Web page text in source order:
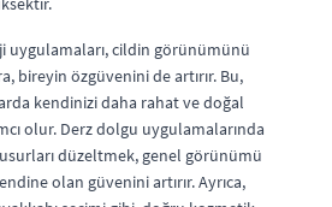
uygulamaları, cildin görünümünü
bireyin özgüvenini de artırır. Bu,
kendinizi daha rahat ve doğal
olur. Derz dolgu uygulamalarında
düzeltmek, genel görünümü
olan güvenini artırır. Ayrıca,